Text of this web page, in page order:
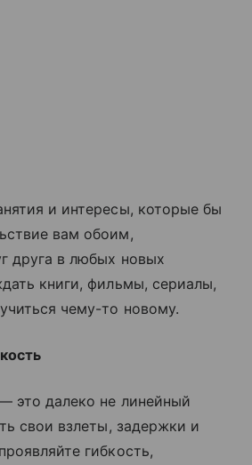
и интересы, которые бы
вам обоим,
друга в любых новых
книги, фильмы, сериалы,
чему-то новому.
это далеко не линейный
свои взлеты, задержки и
гибкость,